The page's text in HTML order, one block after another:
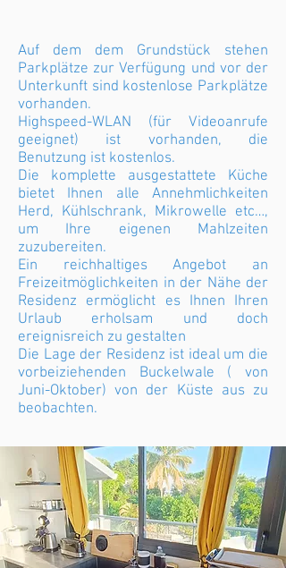
Auf dem dem Grundstück stehen
Parkplätze zur Verfügung und vor der
Unterkunft sind kostenlose Parkplätze
vorhanden.
Highspeed-WLAN (für Videoanrufe
geeignet) ist vorhanden, die
Benutzung ist kostenlos.
Die komplette ausgestattete Küche
bietet Ihnen alle Annehmlichkeiten
Herd, Kühlschrank, Mikrowelle etc…,
um Ihre eigenen Mahlzeiten
zuzubereiten.
Ein reichhaltiges Angebot an
Freizeitmöglichkeiten in der Nähe der
Residenz ermöglicht es Ihnen Ihren
Urlaub erholsam und doch
ereignisreich zu gestalten
Die Lage der Residenz ist ideal um die
vorbeiziehenden Buckelwale ( von
Juni-Oktober) von der Küste aus zu
beobachten.